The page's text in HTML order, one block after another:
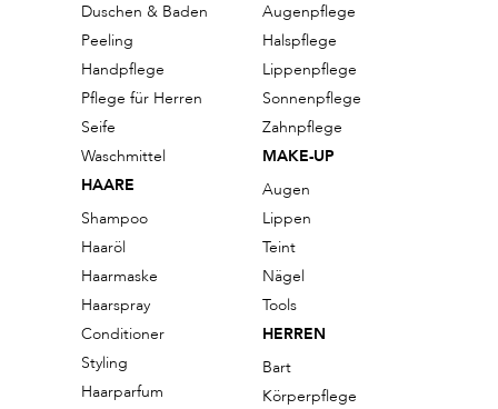
Duschen & Baden
Peeling
Handpflege
Pflege für Herren
Seife
Waschmittel
HAARE
Shampoo
Haaröl
Haarmaske
Haarspray
Conditioner
Styling
Haarparfum
Augenpflege
Halspflege
Lippenpflege
Sonnenpflege
Zahnpflege
MAKE-UP
Augen
Lippen
Teint
Nägel
Tools
HERREN
Bart
Körperpflege